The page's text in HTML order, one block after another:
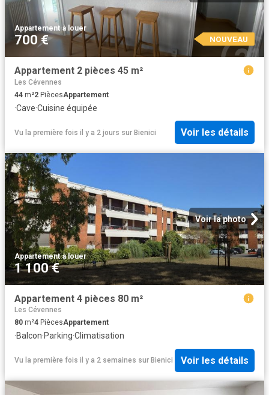
Appartement·à louer
700 € NOUVEAU
Appartement 2 pièces 45 m²
Les Cévennes
44 m²2 PiècesAppartement
·Cave·Cuisine équipée
Vu la première fois il y a 2 jours sur Bienici Voir les détails
Voir la photo
Appartement·à louer
1 100 €
Appartement 4 pièces 80 m²
Les Cévennes
80 m²4 PiècesAppartement
·Balcon·Parking·Climatisation
Vu la première fois il y a 2 semaines sur Bienici Voir les détails